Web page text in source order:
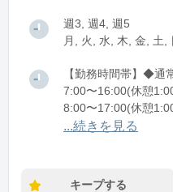
週3, 週4, 週5
月, 火, 水, 木, 金, 土,
【勤務時間帯】◆通
7:00〜16:00(休憩
8:00〜17:00(休憩
12:00〜21:00(休憩
...続きを見る
キープする